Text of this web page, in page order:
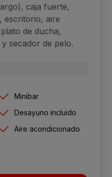
caja fuerte,
escritorio, aire
de ducha,
secador de pelo.
Minibar
Desayuno incluido
Aire acondicionado